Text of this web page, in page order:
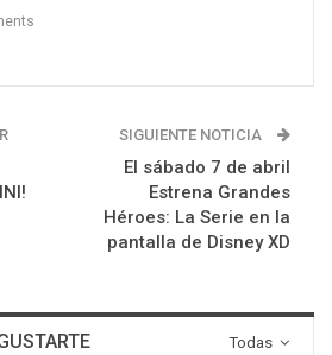
SIGUIENTE NOTICIA
El sábado 7 de abril
Estrena Grandes
Héroes: La Serie en la
pantalla de Disney XD
Todas